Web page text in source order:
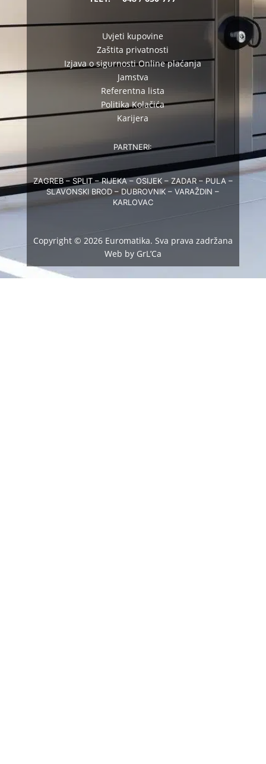
Uvjeti kupovine
Zaštita privatnosti
Izjava o sigurnosti Online plaćanja
Jamstva
Referentna lista
Politika Kolačića
Karijera
PARTNERI:
ZAGREB – SPLIT – RIJEKA – OSIJEK – ZADAR – PULA –
SLAVONSKI BROD – DUBROVNIK – VARAŽDIN –
KARLOVAC
Copyright © 2026 Euromatika. Sva prava zadržana
Web by GrL’Ca